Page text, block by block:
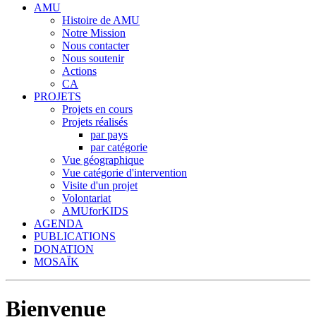
AMU
Histoire de AMU
Notre Mission
Nous contacter
Nous soutenir
Actions
CA
PROJETS
Projets en cours
Projets réalisés
par pays
par catégorie
Vue géographique
Vue catégorie d'intervention
Visite d'un projet
Volontariat
AMUforKIDS
AGENDA
PUBLICATIONS
DONATION
MOSAÏK
Bienvenue